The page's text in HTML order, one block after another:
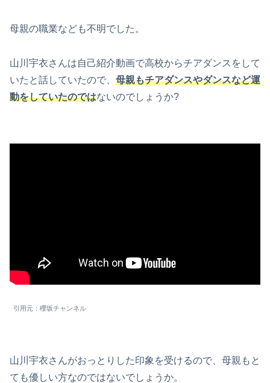
母親の職業なども不明でした。
山川宇衣さんは自己紹介動画で高校からチアダンスをして
いたと話していたので、 母親もチアダンスやダンスなど運
動をしていたのではないのでしょうか?
引用元：櫻坂チャンネル
山川宇衣さんがおっとりした印象を受けるので、母親もと
ても優しい方なのではないでしょうか。